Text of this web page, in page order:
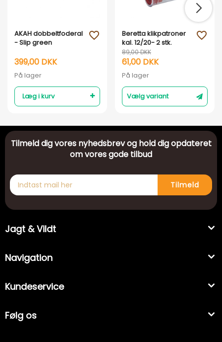
AKAH dobbeltfoderal
- Slip green
399,00 DKK
På lager
Læg i kurv
favorite_outline
Beretta klikpatroner
kal. 12/20- 2 stk.
89,00 DKK
61,00 DKK
På lager
Vælg variant
favorite_outline
Tilmeld dig vores nyhedsbrev og hold dig opdateret
om vores gode tilbud
Tilmeld
Jagt & Vildt
Navigation
Kundeservice
Følg os